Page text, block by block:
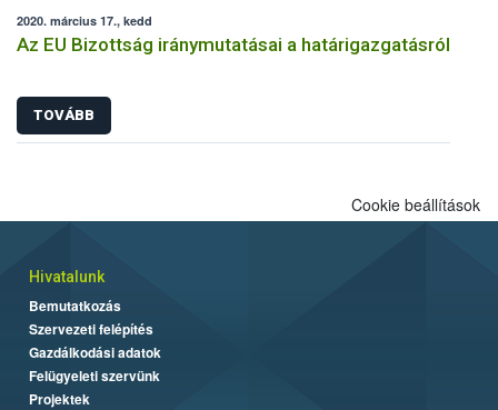
2020. március 17., kedd
Az EU Bizottság iránymutatásai a határigazgatásról
TOVÁBB
Cookie beállítások
Hivatalunk
Bemutatkozás
Szervezeti felépítés
Gazdálkodási adatok
Felügyeleti szervünk
Projektek